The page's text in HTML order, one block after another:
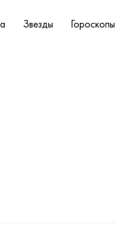
Звезды Гороскопы